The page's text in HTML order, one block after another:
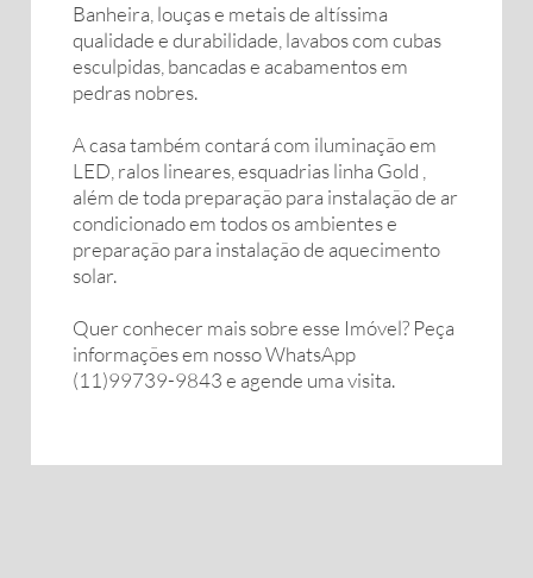
Banheira, louças e metais de altíssima
qualidade e durabilidade, lavabos com cubas
esculpidas, bancadas e acabamentos em
pedras nobres.
A casa também contará com iluminação em
LED, ralos lineares, esquadrias linha Gold ,
além de toda preparação para instalação de ar
condicionado em todos os ambientes e
preparação para instalação de aquecimento
solar.
Quer conhecer mais sobre esse Imóvel? Peça
informações em nosso WhatsApp
(11)99739-9843 e agende uma visita.